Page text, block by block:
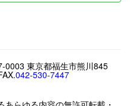
0003 東京都福生市熊川845
042-530-7447